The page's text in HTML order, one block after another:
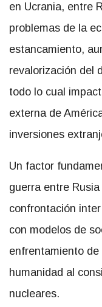
en Ucrania, entre
problemas de la
estancamiento,
revalorización del
todo lo cual
externa de
inversiones
Un factor
guerra entre
confrontación
con modelos de
enfrentamiento
humanidad al
nucleares.